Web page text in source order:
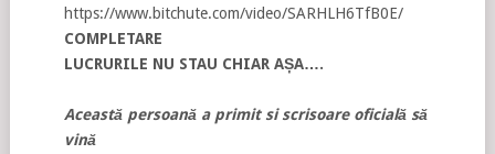
https://www.bitchute.com/video/SARHLH6TfB0E/
COMPLETARE
LUCRURILE NU STAU CHIAR AȘA….
Această persoană a primit si scrisoare oficială să
vină